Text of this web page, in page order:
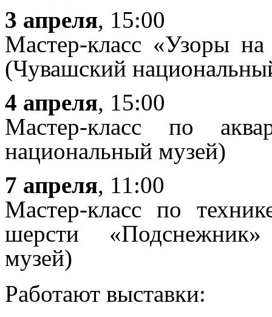
3 апреля, 15:00
Мастер-класс «Узоры
(Чувашский
4 апреля, 15:00
Мастер-класс по
национальный музей)
7 апреля, 11:00
Мастер-класс по
шерсти
музей)
Работают выставки: